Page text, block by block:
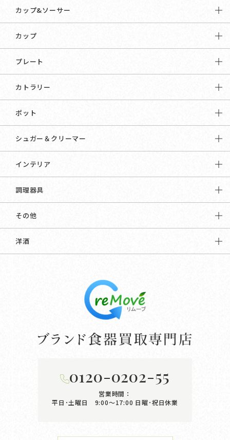
カップ&ソーサー
カップ
プレート
カトラリー
ポット
シュガー＆クリーマー
インテリア
調理器具
その他
洋酒
0120-0202-55
営業時間：
平日･土曜日 9:00〜17:00 日曜･祝日休業